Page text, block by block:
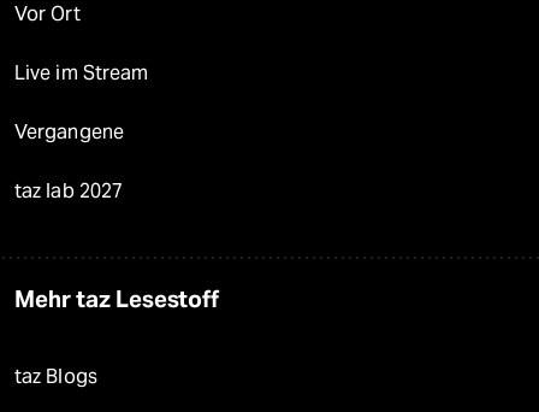
Vor Ort
Live im Stream
Vergangene
taz lab 2027
Mehr taz Lesestoff
taz Blogs